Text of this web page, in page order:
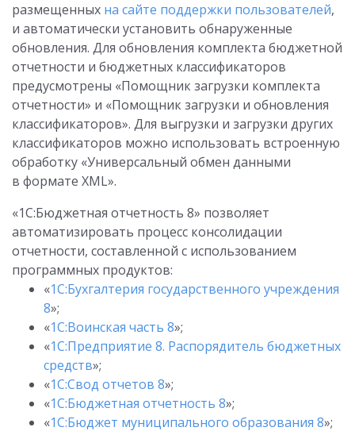
размещенных на сайте поддержки пользователей,
и автоматически установить обнаруженные
обновления. Для обновления комплекта бюджетной
отчетности и бюджетных классификаторов
предусмотрены «Помощник загрузки комплекта
отчетности» и «Помощник загрузки и обновления
классификаторов». Для выгрузки и загрузки других
классификаторов можно использовать встроенную
обработку «Универсальный обмен данными
в формате XML».
«1С:Бюджетная отчетность 8» позволяет
автоматизировать процесс консолидации
отчетности, составленной с использованием
программных продуктов:
«1С:Бухгалтерия государственного учреждения
8»;
«1С:Воинская часть 8»;
«1С:Предприятие 8. Распорядитель бюджетных
средств»;
«1С:Свод отчетов 8»;
«1С:Бюджетная отчетность 8»;
«1С:Бюджет муниципального образования 8»;